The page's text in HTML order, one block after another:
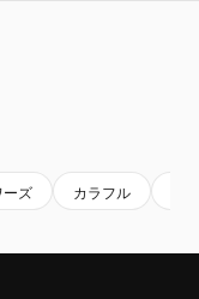
ーズ カラフル